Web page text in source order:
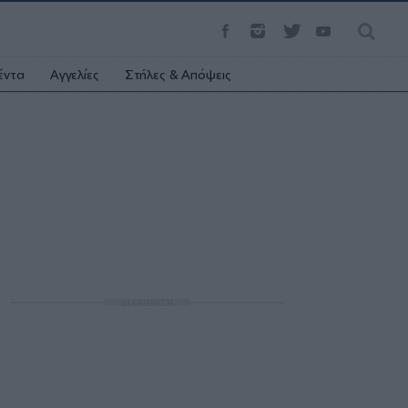
Αγγελίες Στήλες & Απόψεις